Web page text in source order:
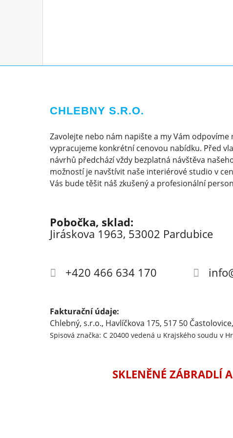
CHLEBNY S.R.O.
Zavolejte nebo nám napište a my Vám odpovíme
vypracujeme konkrétní cenovou nabídku. Před
návrhů předchází vždy bezplatná návštěva
možností je navštívit naše interiérové studio v
Vás bude těšit náš zkušený a profesionální
Pobočka, sklad:
Jiráskova 1963, 53002 Pardubice
+420 466 634 170
Fakturační údaje:
Chlebný, s.r.o., Havlíčkova 175, 517 50
Spisová značka: C 20400 vedená u Krajského soudu v
SKLENĚNÉ ZÁBRADLÍ